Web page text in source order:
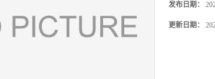
发布日期：
更新日期：